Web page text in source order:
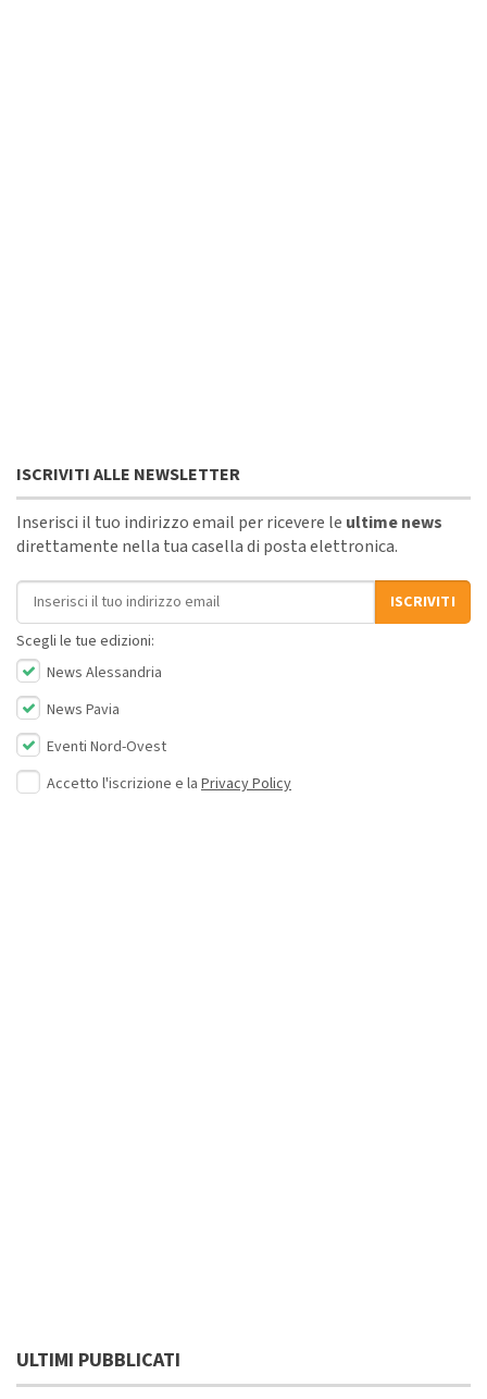
ISCRIVITI ALLE NEWSLETTER
Inserisci il tuo indirizzo email per ricevere le ultime news
direttamente nella tua casella di posta elettronica.
Indirizzo email
ISCRIVITI
Scegli le tue edizioni:
News Alessandria
News Pavia
Eventi Nord-Ovest
Accetto l'iscrizione e la Privacy Policy
ULTIMI PUBBLICATI